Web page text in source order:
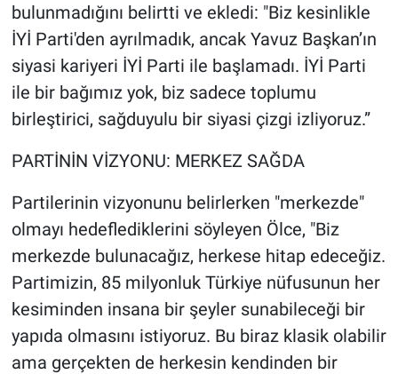
bulunmadığını belirtti ve ekledi: "Biz kesinlikle
İYİ Parti'den ayrılmadık, ancak Yavuz Başkan’ın
siyasi kariyeri İYİ Parti ile başlamadı. İYİ Parti
ile bir bağımız yok, biz sadece toplumu
birleştirici, sağduyulu bir siyasi çizgi izliyoruz.”
PARTİNİN VİZYONU: MERKEZ SAĞDA
Partilerinin vizyonunu belirlerken "merkezde"
olmayı hedeflediklerini söyleyen Ölce, "Biz
merkezde bulunacağız, herkese hitap edeceğiz.
Partimizin, 85 milyonluk Türkiye nüfusunun her
kesiminden insana bir şeyler sunabileceği bir
yapıda olmasını istiyoruz. Bu biraz klasik olabilir
ama gerçekten de herkesin kendinden bir